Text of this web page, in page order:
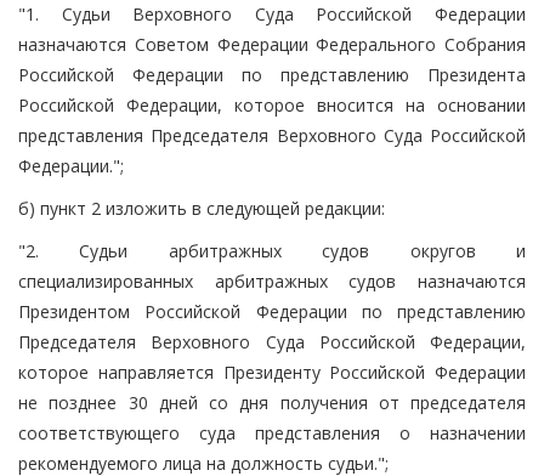
"1. Судьи Верховного Суда Российской Федерации
назначаются Советом Федерации Федерального Собрания
Российской Федерации по представлению Президента
Российской Федерации, которое вносится на основании
представления Председателя Верховного Суда Российской
Федерации.";
б) пункт 2 изложить в следующей редакции:
"2. Судьи арбитражных судов округов и
специализированных арбитражных судов назначаются
Президентом Российской Федерации по представлению
Председателя Верховного Суда Российской Федерации,
которое направляется Президенту Российской Федерации
не позднее 30 дней со дня получения от председателя
соответствующего суда представления о назначении
рекомендуемого лица на должность судьи.";